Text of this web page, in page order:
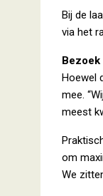
Bij de
via het
Bezoek
Hoewel
mee.
meest
om
We